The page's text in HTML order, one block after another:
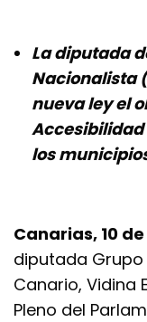
La diputada
Nacionalista
nueva ley el
los
Canarias, 10
diputada
Canario, Vidina
Pleno del